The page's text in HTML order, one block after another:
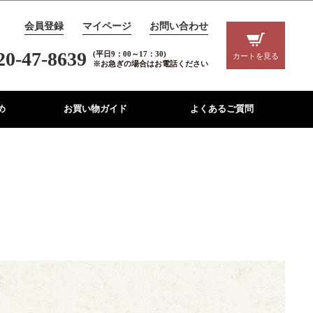
会員登録 マイページ お問い合わせ
47-8639
(平日9：00～17：30)
※お急ぎの場合はお電話ください
カートを見る
お買い物ガイド よくあるご質問